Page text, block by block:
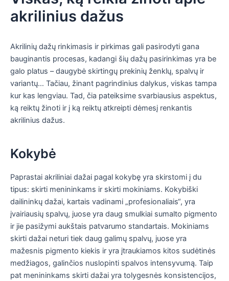
akrilinius dažus
Akrilinių dažų rinkimasis ir pirkimas gali pasirodyti gana
bauginantis procesas, kadangi šių dažų pasirinkimas yra be
galo platus – daugybė skirtingų prekinių ženklų, spalvų ir
variantų… Tačiau, žinant pagrindinius dalykus, viskas tampa
kur kas lengviau. Tad, čia pateiksime svarbiausius aspektus,
ką reiktų žinoti ir į ką reiktų atkreipti dėmesį renkantis
akrilinius dažus.
Kokybė
Paprastai akriliniai dažai pagal kokybę yra skirstomi į du
tipus: skirti menininkams ir skirti mokiniams. Kokybiški
dailininkų dažai, kartais vadinami „profesionaliais“, yra
įvairiausių spalvų, juose yra daug smulkiai sumalto pigmento
ir jie pasižymi aukštais patvarumo standartais. Mokiniams
skirti dažai neturi tiek daug galimų spalvų, juose yra
mažesnis pigmento kiekis ir yra įtraukiamos kitos sudėtinės
medžiagos, galinčios nuslopinti spalvos intensyvumą. Taip
pat menininkams skirti dažai yra tolygesnės konsistencijos,